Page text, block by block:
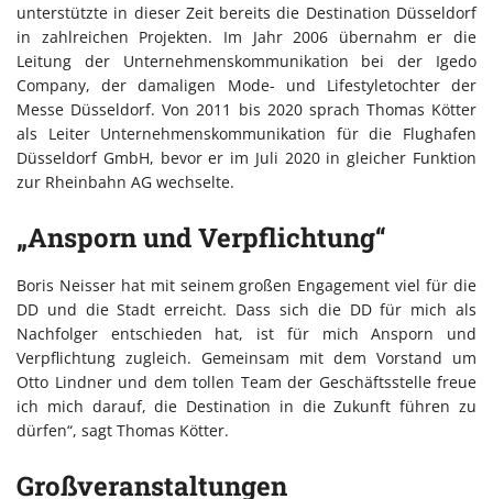
unterstützte in dieser Zeit bereits die Destination Düsseldorf
in zahlreichen Projekten. Im Jahr 2006 übernahm er die
Leitung der Unternehmenskommunikation bei der Igedo
Company, der damaligen Mode- und Lifestyletochter der
Messe Düsseldorf. Von 2011 bis 2020 sprach Thomas Kötter
als Leiter Unternehmenskommunikation für die Flughafen
Düsseldorf GmbH, bevor er im Juli 2020 in gleicher Funktion
zur Rheinbahn AG wechselte.
„Ansporn und Verpflichtung“
Boris Neisser hat mit seinem großen Engagement viel für die
DD und die Stadt erreicht. Dass sich die DD für mich als
Nachfolger entschieden hat, ist für mich Ansporn und
Verpflichtung zugleich. Gemeinsam mit dem Vorstand um
Otto Lindner und dem tollen Team der Geschäftsstelle freue
ich mich darauf, die Destination in die Zukunft führen zu
dürfen“, sagt Thomas Kötter.
Großveranstaltungen